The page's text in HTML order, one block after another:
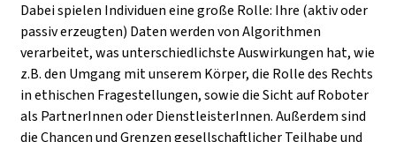
Dabei spielen Individuen eine große Rolle: Ihre (aktiv oder
passiv erzeugten) Daten werden von Algorithmen
verarbeitet, was unterschiedlichste Auswirkungen hat, wie
z.B. den Umgang mit unserem Körper, die Rolle des Rechts
in ethischen Fragestellungen, sowie die Sicht auf Roboter
als PartnerInnen oder DienstleisterInnen. Außerdem sind
die Chancen und Grenzen gesellschaftlicher Teilhabe und